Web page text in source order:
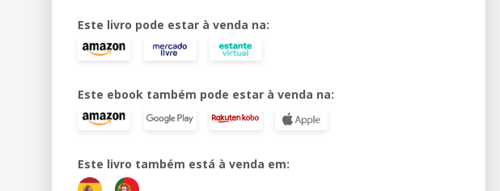
Este livro pode estar à venda na:
Este ebook também pode estar à venda na:
Este livro também está à venda em: